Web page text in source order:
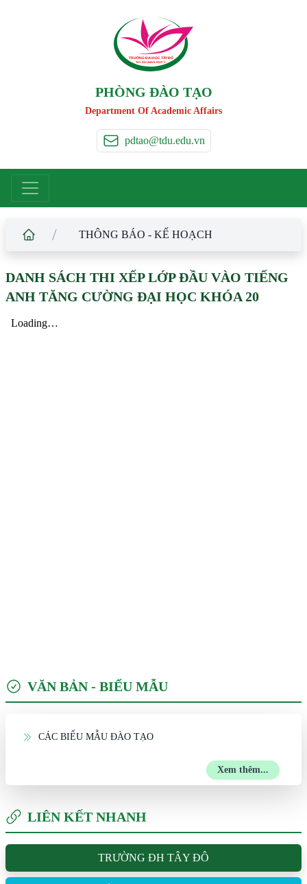
TRƯỜNG ĐẠI HỌC TÂY ĐÔ
TAY DO UNIVERSIT Y
PHÒNG ĐÀO TẠO
Department Of Academic Affairs
pdtao@tdu.edu.vn
/ THÔNG BÁO - KẾ HOẠCH
DANH SÁCH THI XẾP LỚP ĐẦU VÀO TIẾNG
ANH TĂNG CƯỜNG ĐẠI HỌC KHÓA 20
VĂN BẢN - BIỂU MẪU
CÁC BIỂU MẪU ĐÀO TẠO
Xem thêm...
LIÊN KẾT NHANH
TRƯỜNG ĐH TÂY ĐÔ